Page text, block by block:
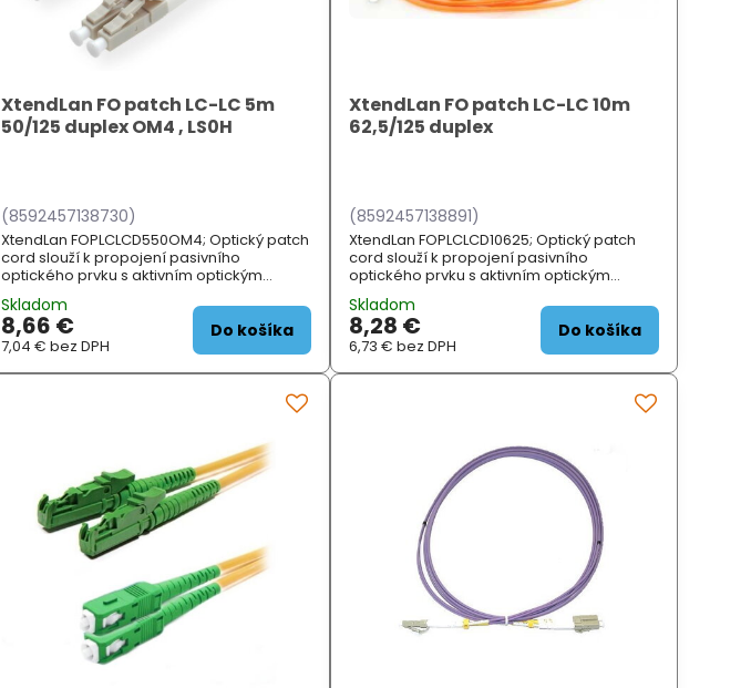
XtendLan FO patch LC-LC 5m
50/125 duplex OM4 , LS0H
(8592457138730)
XtendLan FOPLCLCD550OM4; Optický patch
cord slouží k propojení pasivního
optického prvku s aktivním optickým
prvkem. Dosah max. 550 m. ZÁKLADNÍ
SPECIFIKACE; Typ vlákna: multimode...
Skladom
8,66 €
7,04 €bez DPH
Do košíka
XtendLan FO patch LC-LC 10m
62,5/125 duplex
(8592457138891)
XtendLan FOPLCLCD10625; Optický patch
cord slouží k propojení pasivního
optického prvku s aktivním optickým
prvkem. ZÁKLADNÍ SPECIFIKACE; Typ vlákna:
multimode; Specifik...
Skladom
8,28 €
6,73 €bez DPH
Do košíka